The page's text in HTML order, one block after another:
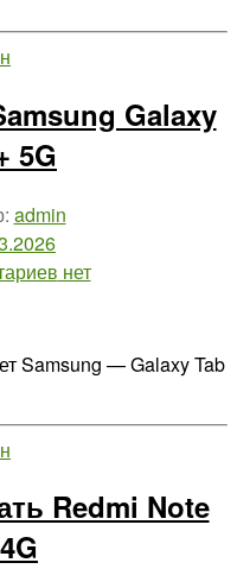
Samsung
A11+
Galaxy
5G
admin
к
КУПИТЬ
Galaxy
5G
нет
Samsung — Galaxy Tab
Redmi Note